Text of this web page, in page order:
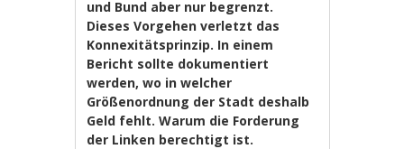
und Bund aber nur begrenzt.
Dieses Vorgehen verletzt das
Konnexitätsprinzip. In einem
Bericht sollte dokumentiert
werden, wo in welcher
Größenordnung der Stadt deshalb
Geld fehlt. Warum die Forderung
der Linken berechtigt ist.